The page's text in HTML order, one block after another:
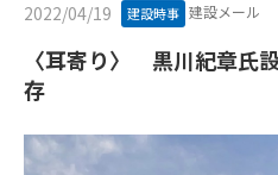
2022/04/19 建設時事 建設メール
〈耳寄り〉 黒川紀章氏
存
パスワードの再発行
1. 本規約は、建設資料館が提供
会員サービスの利用条件等に